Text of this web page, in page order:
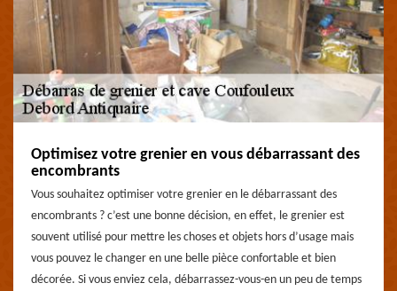
Optimisez votre grenier en vous débarrassant des
encombrants
Vous souhaitez optimiser votre grenier en le débarrassant des
encombrants ? c’est une bonne décision, en effet, le grenier est
souvent utilisé pour mettre les choses et objets hors d’usage mais
vous pouvez le changer en une belle pièce confortable et bien
décorée. Si vous enviez cela, débarrassez-vous-en un peu de temps